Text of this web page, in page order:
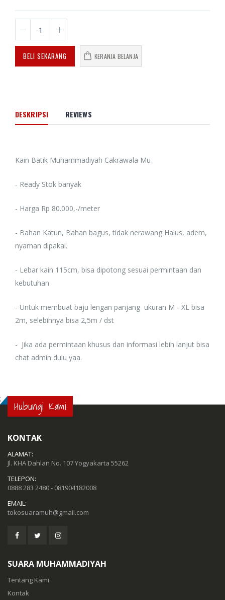
BELI SEKARANG KERANJA BELANJA
DESKRIPSI REVIEWS
Kain Batik Muhammadiyah Cakrawala Mu
- Ready Stok banyak
- Harga Rp 80.000,-/meter
- Bahan Katun, Bahan bagus, tidak nerawang Halus, adem,
nyaman dipakai.
- Lebar kain 115cm, bisa dipotong sesuai permintaan dan
kebutuhan
- Untuk membuat baju lengan panjang ukuran M - XL bisa
2m, selebihnya bisa 2,5m / dst
- Jika ada permintaan khusus dan informasi lebih lanjut bisa
chat admin dulu yaa.
; Hubungi Kami
KONTAK
ALAMAT:
Jl. KHA Dahlan No. 107 Yogyakarta 55262
TELEPON:
0888 283 2480 - 081904182008
EMAIL:
tokosuaramuh@gmail.com
SUARA MUHAMMADIYAH
Tentang Kami
Kontak